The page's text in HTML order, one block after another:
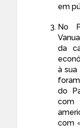
em
No
da
à sua
do
com
com